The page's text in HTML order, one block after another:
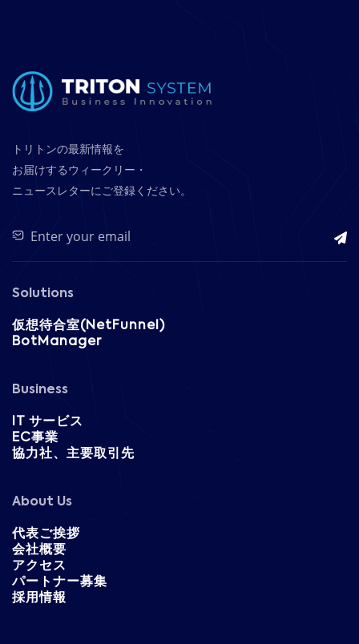
トリトンの最新情報を
お届けするウィークリー・
ニュースレターにご登録ください。
Solutions
仮想待合室(NetFunnel)
BotManager
Business
IT サービス
EC事業
協力社、主要取引先
About Us
代表ご挨拶
会社概要
アクセス
パートナー募集
採用情報